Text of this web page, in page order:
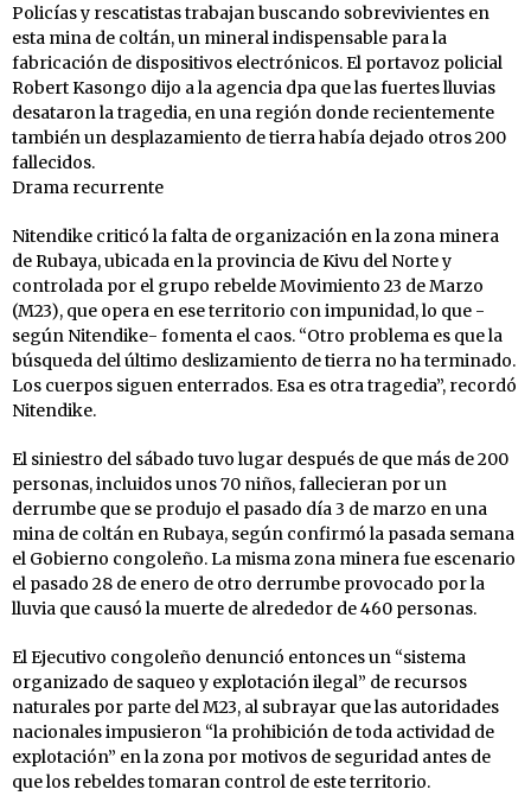
Policías y rescatistas trabajan buscando sobrevivientes en
esta mina de coltán, un mineral indispensable para la
fabricación de dispositivos electrónicos. El portavoz policial
Robert Kasongo dijo a la agencia dpa que las fuertes lluvias
desataron la tragedia, en una región donde recientemente
también un desplazamiento de tierra había dejado otros 200
fallecidos.
Drama recurrente
Nitendike criticó la falta de organización en la zona minera
de Rubaya, ubicada en la provincia de Kivu del Norte y
controlada por el grupo rebelde Movimiento 23 de Marzo
(M23), que opera en ese territorio con impunidad, lo que -
según Nitendike- fomenta el caos. “Otro problema es que la
búsqueda del último deslizamiento de tierra no ha terminado.
Los cuerpos siguen enterrados. Esa es otra tragedia”, recordó
Nitendike.
El siniestro del sábado tuvo lugar después de que más de 200
personas, incluidos unos 70 niños, fallecieran por un
derrumbe que se produjo el pasado día 3 de marzo en una
mina de coltán en Rubaya, según confirmó la pasada semana
el Gobierno congoleño. La misma zona minera fue escenario
el pasado 28 de enero de otro derrumbe provocado por la
lluvia que causó la muerte de alrededor de 460 personas.
El Ejecutivo congoleño denunció entonces un “sistema
organizado de saqueo y explotación ilegal” de recursos
naturales por parte del M23, al subrayar que las autoridades
nacionales impusieron “la prohibición de toda actividad de
explotación” en la zona por motivos de seguridad antes de
que los rebeldes tomaran control de este territorio.